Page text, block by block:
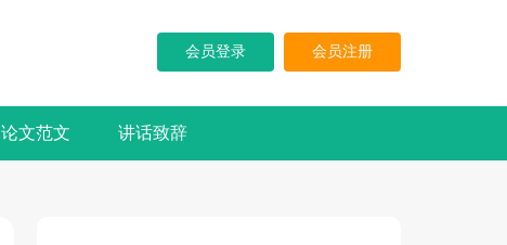
会员登录 会员注册
论文范文 讲话致辞